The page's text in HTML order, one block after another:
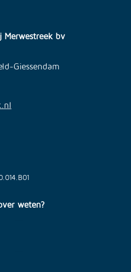
Merwestreek bv
Giessendam
weten?